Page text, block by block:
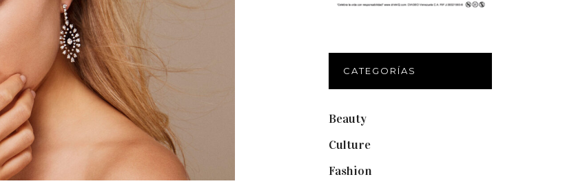
CATEGORÍAS
Beauty(250)
Culture(132)
Fashion